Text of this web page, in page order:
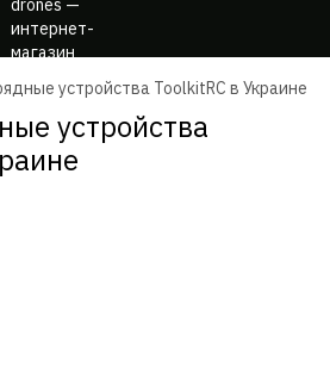
устройства ToolkitRC в Украине
устройства